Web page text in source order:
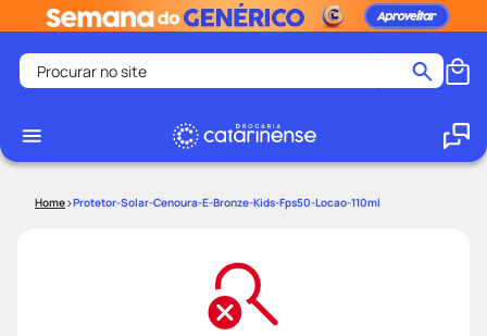
Procurar no site
1
Protetor-Solar-Cenoura-E-Bronze-Kids-Fps50-Locao-110ml